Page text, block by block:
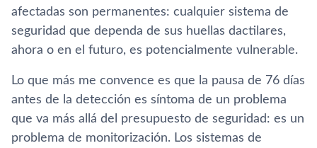
afectadas son permanentes: cualquier sistema de
seguridad que dependa de sus huellas dactilares,
ahora o en el futuro, es potencialmente vulnerable.
Lo que más me convence es que la pausa de 76 días
antes de la detección es síntoma de un problema
que va más allá del presupuesto de seguridad: es un
problema de monitorización. Los sistemas de